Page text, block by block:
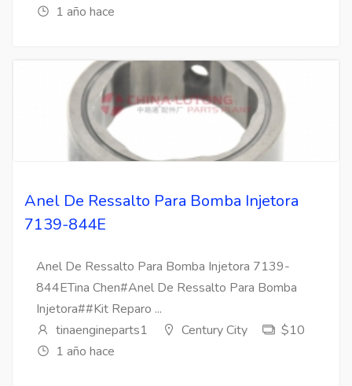
1 año hace
Anel De Ressalto Para Bomba Injetora
7139-844E
Anel De Ressalto Para Bomba Injetora 7139-
844ETina Chen#Anel De Ressalto Para Bomba
Injetora##Kit Reparo ...
tinaengineparts1
Century City
$10
1 año hace